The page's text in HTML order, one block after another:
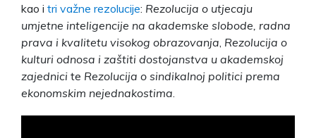
kao i tri važne rezolucije: Rezolucija o utjecaju
umjetne inteligencije na akademske slobode, radna
prava i kvalitetu visokog obrazovanja Rezolucija o
kulturi odnosa i zaštiti dostojanstva u akademskoj
zajednici te Rezolucija o sindikalnoj politici prema
ekonomskim nejednakostima